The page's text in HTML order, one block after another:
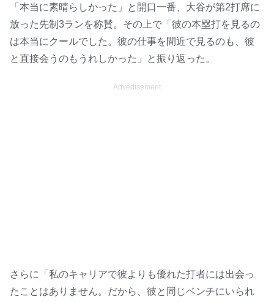
「本当に素晴らしかった」と開口一番、大谷が第2打席に
放った先制3ランを称賛。その上で「彼の本塁打を見るの
は本当にクールでした。彼の仕事を間近で見るのも、彼
と直接会うのもうれしかった」と振り返った。
Advertisement
さらに「私のキャリアで彼よりも優れた打者には出会っ
たことはありません。だから、彼と同じベンチにいられ